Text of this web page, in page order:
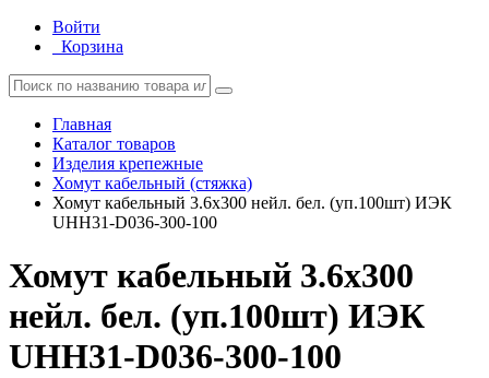
Войти
Корзина
Главная
Каталог товаров
Изделия крепежные
Хомут кабельный (стяжка)
Хомут кабельный 3.6х300 нейл. бел. (уп.100шт) ИЭК
UHH31-D036-300-100
Хомут кабельный 3.6х300
нейл. бел. (уп.100шт) ИЭК
UHH31-D036-300-100